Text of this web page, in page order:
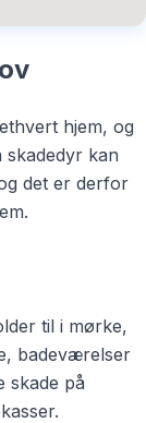
hjem, og
skadedyr kan
det er derfor
til i mørke,
badeværelser
skade på